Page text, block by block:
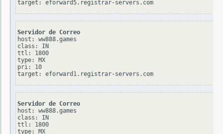
Servidor de Correo
host: ww888.games
class: IN
ttl: 1800
type: MX
pri: 10
Servidor de Correo
host: ww888.games
class: IN
ttl: 1800
type: MX